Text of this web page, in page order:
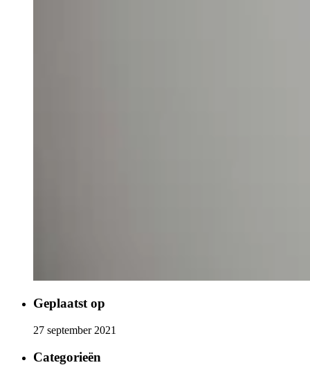
Geplaatst op
27 september 2021
Categorieën